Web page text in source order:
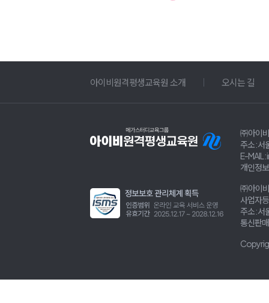
아이비원격평생교육원 소개 오시는 길
㈜아이
주소 :
E-MAIL
개인정
㈜아이
사업자
주소 :
통신판